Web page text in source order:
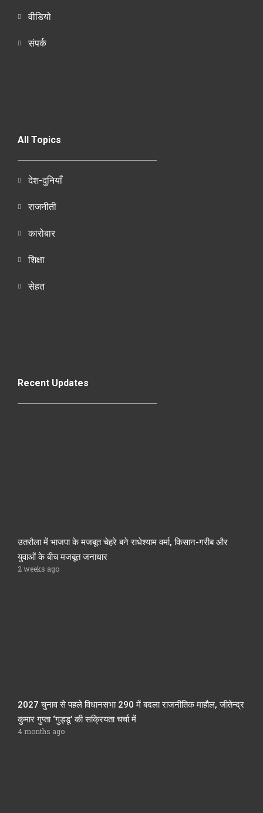
वीडियो
संपर्क
All Topics
देश-दुनियाँ
राजनीती
कारोबार
शिक्षा
सेहत
Recent Updates
उतरौला में भाजपा के मजबूत चेहरे बने राधेश्याम वर्मा, किसान-गरीब और
युवाओं के बीच मजबूत जनाधार
2 weeks ago
2027 चुनाव से पहले विधानसभा 290 में बदला राजनीतिक माहौल, जीतेन्द्र
कुमार गुप्ता ‘गुड्डू’ की सक्रियता चर्चा में
4 months ago